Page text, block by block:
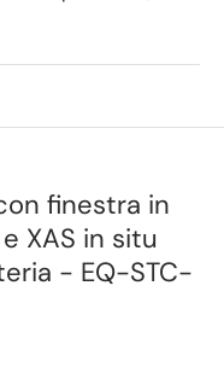
finestra in
XAS in situ
- EQ-STC-